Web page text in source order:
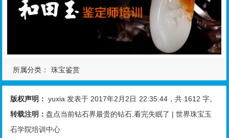
所属分类： 珠宝鉴赏
版权声明： yuxia 发表于 2017年2月2日 22:35:44 ，共 1612 字。
转载注明：盘点当前钻石界最贵的钻石,看完失眠了 | 世界珠宝玉
石学院培训中心